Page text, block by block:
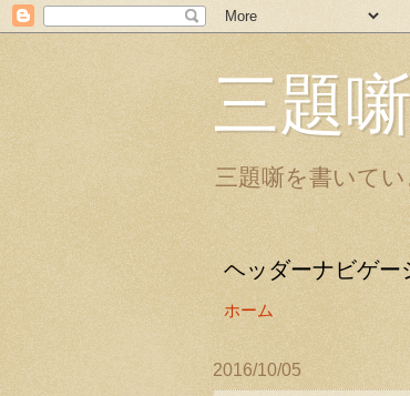
三題
三題噺を書いて
ヘッダーナビゲー
ホーム
2016/10/05